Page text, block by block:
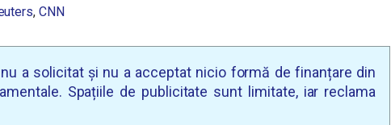
, CNN
a solicitat și nu a acceptat nicio formă de finanțare din
Spațiile de publicitate sunt limitate, iar reclama